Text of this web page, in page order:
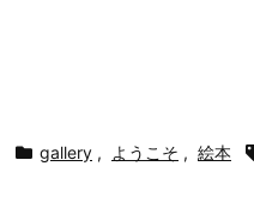
gallery , ようこそ , 絵本